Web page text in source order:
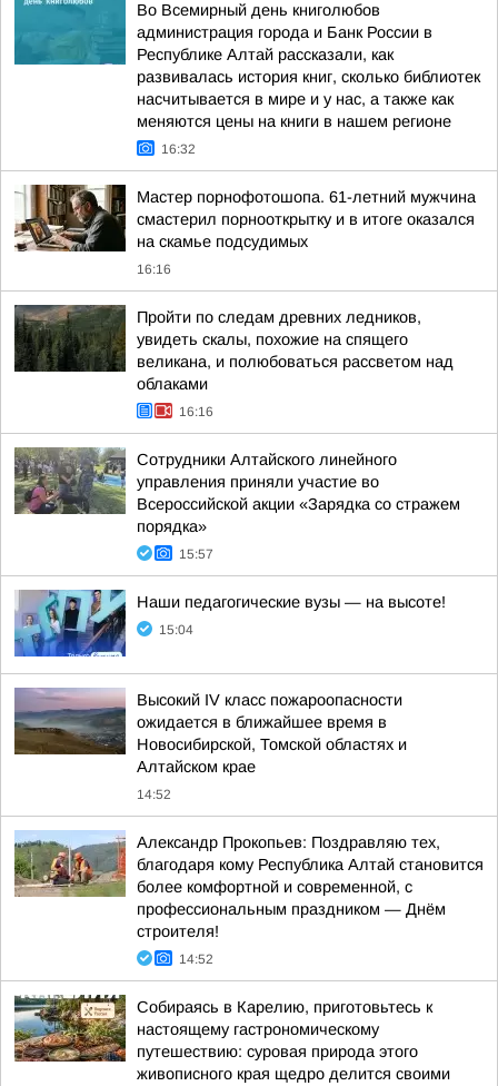
Во Всемирный день книголюбов
администрация города и Банк России в
Республике Алтай рассказали, как
развивалась история книг, сколько библиотек
насчитывается в мире и у нас, а также как
меняются цены на книги в нашем регионе
16:32
Мастер порнофотошопа. 61-летний мужчина
смастерил порнооткрытку и в итоге оказался
на скамье подсудимых
16:16
Пройти по следам древних ледников,
увидеть скалы, похожие на спящего
великана, и полюбоваться рассветом над
облаками
16:16
Сотрудники Алтайского линейного
управления приняли участие во
Всероссийской акции «Зарядка со стражем
порядка»
15:57
Наши педагогические вузы — на высоте!
15:04
Высокий IV класс пожароопасности
ожидается в ближайшее время в
Новосибирской, Томской областях и
Алтайском крае
14:52
Александр Прокопьев: Поздравляю тех,
благодаря кому Республика Алтай становится
более комфортной и современной, с
профессиональным праздником — Днём
строителя!
14:52
Собираясь в Карелию, приготовьтесь к
настоящему гастрономическому
путешествию: суровая природа этого
живописного края щедро делится своими